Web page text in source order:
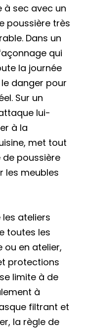
à sec avec un
poussière très
Dans un
qui
la journée
danger pour
Sur un
lui-
à la
met tout
poussière
les meubles
ateliers
toutes les
ou en atelier,
protections
limite à de
à
filtrant et
la règle de